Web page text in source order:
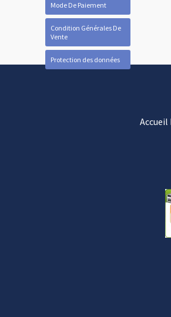
Mode De Paiement
Condition Générales De
Vente
Protection des données
Accueil